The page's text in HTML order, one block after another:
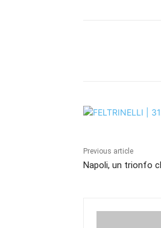
Previous article
Napoli, un trionfo